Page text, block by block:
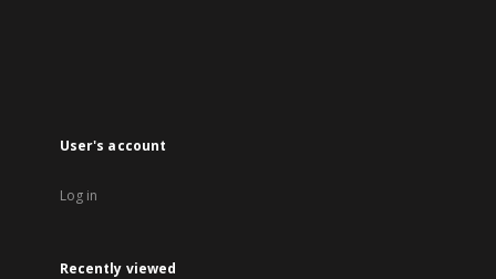
User's account
Log in
Recently viewed